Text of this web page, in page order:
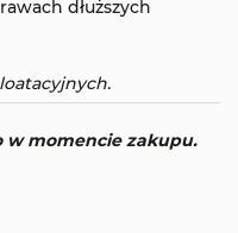
dłuższych
w momencie zakupu.